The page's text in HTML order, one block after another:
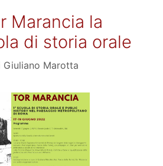
Marancia la
di storia orale
Giuliano Marotta